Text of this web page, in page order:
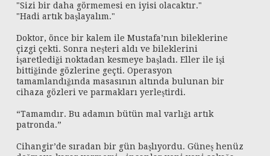
"Sizi bir daha görmemesi en iyisi olacaktır."
"Hadi artık başlayalım."
Doktor, önce bir kalem ile Mustafa’nın bileklerine
çizgi çekti. Sonra neşteri aldı ve bileklerini
işaretlediği noktadan kesmeye başladı. Eller ile işi
bittiğinde gözlerine geçti. Operasyon
tamamlandığında masasının altında bulunan bir
cihaza gözleri ve parmakları yerleştirdi.
“Tamamdır. Bu adamın bütün mal varlığı artık
patronda.”
Cihangir’de sıradan bir gün başlıyordu. Güneş henüz